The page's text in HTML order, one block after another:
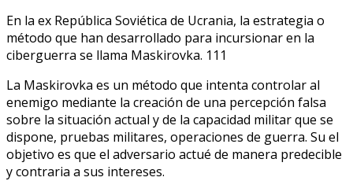
En la ex República Soviética de Ucrania, la estrategia o
método que han desarrollado para incursionar en la
ciberguerra se llama Maskirovka. 111
La Maskirovka es un método que intenta controlar al
enemigo mediante la creación de una percepción falsa
sobre la situación actual y de la capacidad militar que se
dispone, pruebas militares, operaciones de guerra. Su el
objetivo es que el adversario actué de manera predecible
y contraria a sus intereses.